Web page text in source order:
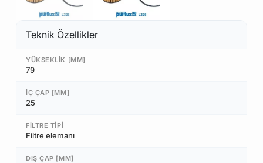
Teknik Özellikler
YÜKSEKLIK [MM]
79
İÇ ÇAP [MM]
25
FILTRE TIPI
Filtre elemanı
DIŞ ÇAP [MM]